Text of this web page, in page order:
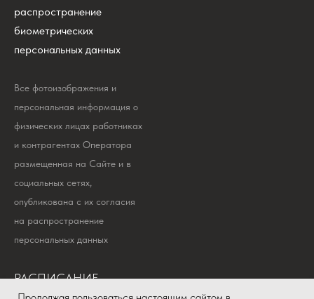
распространение
биометрических
персональных данных
Все фотоизображения и
персональная информация о
физических лицах работниках
и контрагентах Оператора
размещенная на Сайте и в
социальных сетях,
опубликована с их согласия
на распространение
персональных данных
РАСПИСАНИЕ